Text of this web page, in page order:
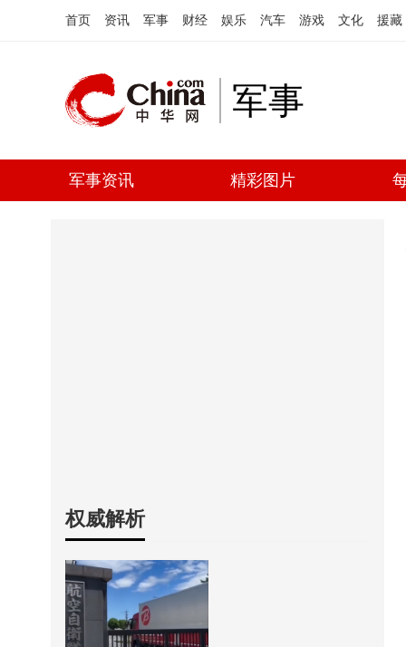
首页 资讯 军事 财经 娱乐 汽车 游戏 文化 援藏
军事
军事资讯 精彩图片
权威解析